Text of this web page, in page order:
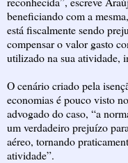
beneficiando com a
está fiscalmente sendo
compensar o valor gasto
utilizado na sua atividade,
O cenário criado pela
economias é pouco visto
advogado do caso, “a
um verdadeiro prejuízo
aéreo, tornando
atividade”.